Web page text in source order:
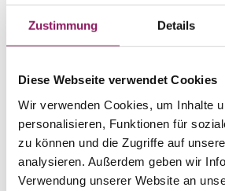
Zustimmung Details
Diese Webseite verwendet Cookies
Wir verwenden Cookies, um Inhalte
personalisieren, Funktionen für
zu können und die Zugriffe auf
analysieren. Außerdem geben wir
Verwendung unserer Website an
verdünnte Betäubungslösung in
das Gewebe gespritzt.
Laserlipolyse:
Der Patient ist wach und
kann sich selbst umdrehen
kann einzelne Muskel anspannen
kann zur Kontrolle der